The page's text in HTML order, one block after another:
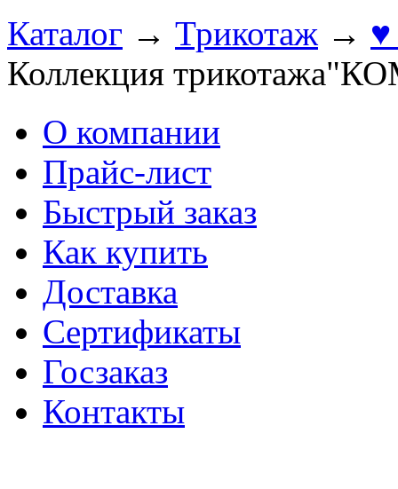
Каталог → Трикотаж →
Коллекция
О компании
Прайс-лист
Быстрый заказ
Как купить
Доставка
Сертификаты
Госзаказ
Контакты